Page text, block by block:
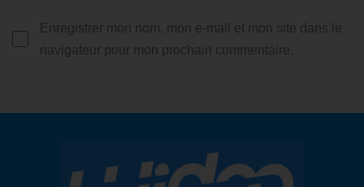
Enregistrer mon nom, mon e-mail et mon site dans le
navigateur pour mon prochain commentaire.